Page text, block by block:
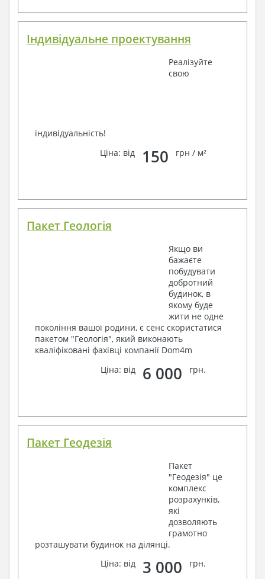
Індивідуальне проектування
Реалізуйте
свою
індивідуальність!
Ціна: від
150 грн / м²
Пакет Геологія
Якщо ви
бажаєте
побудувати
добротний
будинок, в
якому буде
жити не одне
покоління вашої родини, є сенс скористатися
пакетом "Геологія", який виконають
кваліфіковані фахівці компанії Dom4m
Ціна: від
6 000 грн.
Пакет Геодезія
Пакет
"Геодезія" це
комплекс
розрахунків,
які
дозволяють
грамотно
розташувати будинок на ділянці.
Ціна: від
3 000 грн.